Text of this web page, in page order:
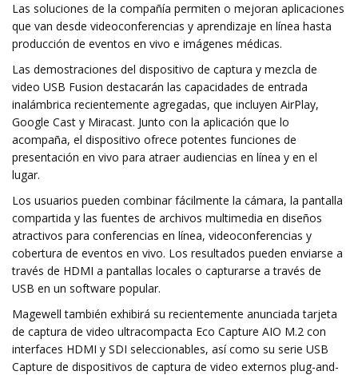
Las soluciones de la compañía permiten o mejoran aplicaciones
que van desde videoconferencias y aprendizaje en línea hasta
producción de eventos en vivo e imágenes médicas.
Las demostraciones del dispositivo de captura y mezcla de
video USB Fusion destacarán las capacidades de entrada
inalámbrica recientemente agregadas, que incluyen AirPlay,
Google Cast y Miracast. Junto con la aplicación que lo
acompaña, el dispositivo ofrece potentes funciones de
presentación en vivo para atraer audiencias en línea y en el
lugar.
Los usuarios pueden combinar fácilmente la cámara, la pantalla
compartida y las fuentes de archivos multimedia en diseños
atractivos para conferencias en línea, videoconferencias y
cobertura de eventos en vivo. Los resultados pueden enviarse a
través de HDMI a pantallas locales o capturarse a través de
USB en un software popular.
Magewell también exhibirá su recientemente anunciada tarjeta
de captura de video ultracompacta Eco Capture AIO M.2 con
interfaces HDMI y SDI seleccionables, así como su serie USB
Capture de dispositivos de captura de video externos plug-and-